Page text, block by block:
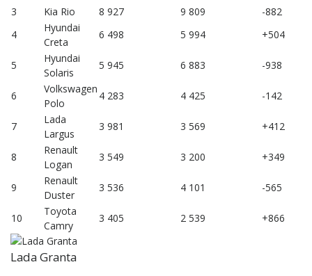
3
Kia Rio 8 927 9 809
-882
4
Hyundai
Creta
6 498 5 994 +504
5
Hyundai
Solaris
5 945 6 883 -938
6
Volkswagen
Polo
4 283 4 425 -142
7
Lada
Largus
3 981 3 569 +412
8
Renault
Logan
3 549 3 200 +349
9
Renault
Duster
3 536 4 101 -565
10
Toyota
Camry
3 405 2 539 +866
Lada Granta